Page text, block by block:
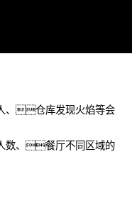
园区 可视化
仓库发现火焰等会
、餐厅不同区域的